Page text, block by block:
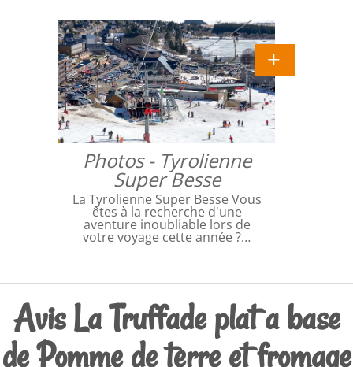
Photos - Tyrolienne
Super Besse
La Tyrolienne Super Besse Vous
êtes à la recherche d'une
aventure inoubliable lors de
votre voyage cette année ?…
Avis La Truffade plat a base
de Pomme de terre et fromage